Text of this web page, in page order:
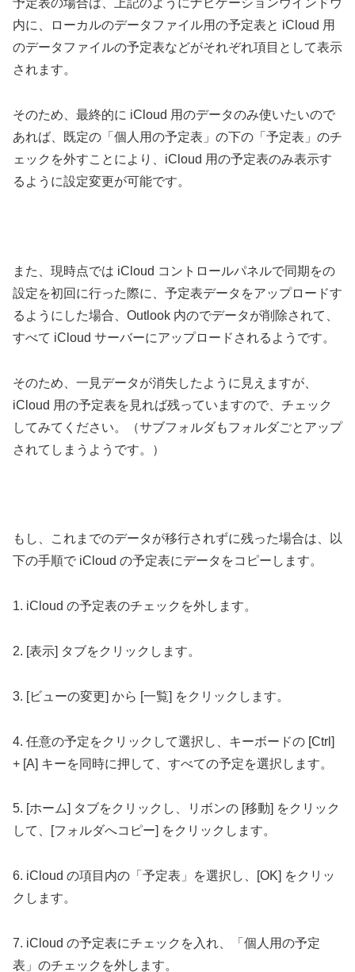
予定表の場合は、上記のようにナビゲーションウインドウ
内に、ローカルのデータファイル用の予定表と iCloud 用
のデータファイルの予定表などがそれぞれ項目として表示
されます。
そのため、最終的に iCloud 用のデータのみ使いたいので
あれば、既定の「個人用の予定表」の下の「予定表」のチ
ェックを外すことにより、iCloud 用の予定表のみ表示す
るように設定変更が可能です。
また、現時点では iCloud コントロールパネルで同期をの
設定を初回に行った際に、予定表データをアップロードす
るようにした場合、Outlook 内のでデータが削除されて、
すべて iCloud サーバーにアップロードされるようです。
そのため、一見データが消失したように見えますが、
iCloud 用の予定表を見れば残っていますので、チェック
してみてください。（サブフォルダもフォルダごとアップ
されてしまうようです。）
もし、これまでのデータが移行されずに残った場合は、以
下の手順で iCloud の予定表にデータをコピーします。
1. iCloud の予定表のチェックを外します。
2. [表示] タブをクリックします。
3. [ビューの変更] から [一覧] をクリックします。
4. 任意の予定をクリックして選択し、キーボードの [Ctrl]
+ [A] キーを同時に押して、すべての予定を選択します。
5. [ホーム] タブをクリックし、リボンの [移動] をクリック
して、[フォルダへコピー] をクリックします。
6. iCloud の項目内の「予定表」を選択し、[OK] をクリッ
クします。
7. iCloud の予定表にチェックを入れ、「個人用の予定
表」のチェックを外します。